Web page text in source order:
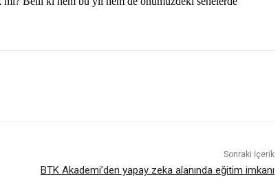
Sonraki İçerik
BTK Akademi’den yapay zeka alanında eğitim imkanı